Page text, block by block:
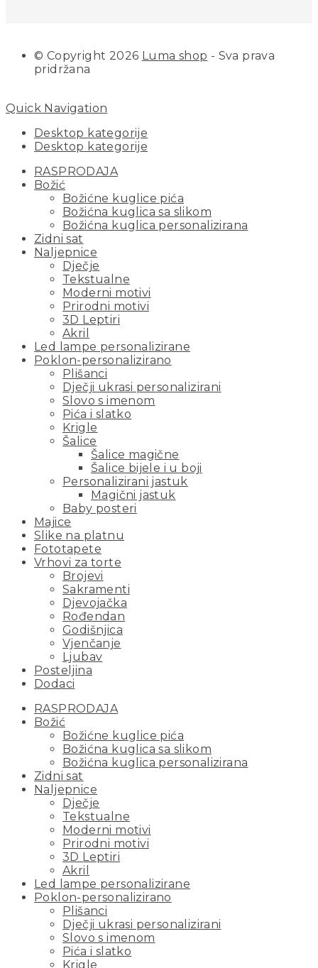
© Copyright 2026 Luma shop - Sva prava
pridržana
Quick Navigation
Desktop kategorije
Desktop kategorije
RASPRODAJA
Božić
Božićne kuglice pića
Božićna kuglica sa slikom
Božićna kuglica personalizirana
Zidni sat
Naljepnice
Dječje
Tekstualne
Moderni motivi
Prirodni motivi
3D Leptiri
Akril
Led lampe personalizirane
Poklon-personalizirano
Plišanci
Dječji ukrasi personalizirani
Slovo s imenom
Pića i slatko
Krigle
Šalice
Šalice magične
Šalice bijele i u boji
Personalizirani jastuk
Magični jastuk
Baby posteri
Majice
Slike na platnu
Fototapete
Vrhovi za torte
Brojevi
Sakramenti
Djevojačka
Rođendan
Godišnjica
Vjenčanje
Ljubav
Posteljina
Dodaci
RASPRODAJA
Božić
Božićne kuglice pića
Božićna kuglica sa slikom
Božićna kuglica personalizirana
Zidni sat
Naljepnice
Dječje
Tekstualne
Moderni motivi
Prirodni motivi
3D Leptiri
Akril
Led lampe personalizirane
Poklon-personalizirano
Plišanci
Dječji ukrasi personalizirani
Slovo s imenom
Pića i slatko
Krigle